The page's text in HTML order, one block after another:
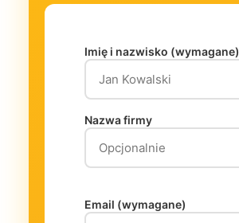
Imię i nazwisko (wymagane)
Nazwa firmy
Email (wymagane)